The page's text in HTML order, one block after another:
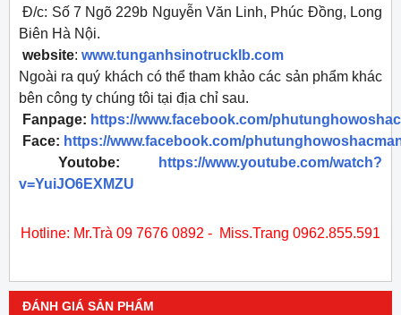
Đ/c: Số 7 Ngõ 229b Nguyễn Văn Linh, Phúc Đồng, Long
Biên Hà Nội.
website: www.tunganhsinotrucklb.com
Ngoài ra quý khách có thể tham khảo các sản phẩm khác
bên công ty chúng tôi tại địa chỉ sau.
Fanpage: https://www.facebook.com/
Face: https://www.facebook.com/
Youtobe:
https://www.youtube.com/watch?
v=YuiJO6EXMZU
​Hotline: Mr.Trà 09 7676 0892 - Miss.Trang 0962.855.591
ĐÁNH GIÁ SẢN PHẨM